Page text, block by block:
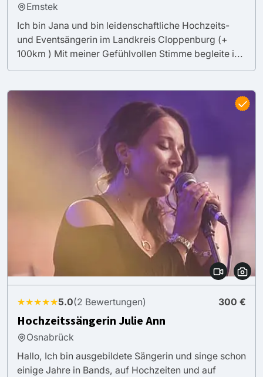
Emstek
Ich bin Jana und bin leidenschaftliche Hochzeits-
und Eventsängerin im Landkreis Cloppenburg (+
100km ) Mit meiner Gefühlvollen Stimme begleite i...
★★★★★5.0(2 Bewertungen) 300 €
Hochzeitssängerin Julie Ann
Osnabrück
Hallo, Ich bin ausgebildete Sängerin und singe schon
einige Jahre in Bands, auf Hochzeiten und auf